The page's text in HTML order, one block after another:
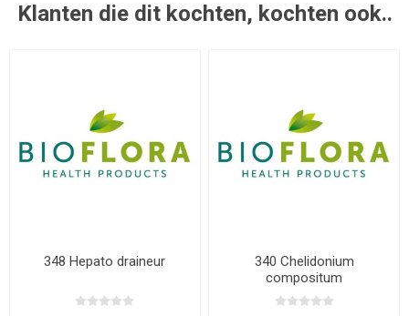
Klanten die dit kochten, kochten ook..
348 Hepato draineur
340 Chelidonium
compositum